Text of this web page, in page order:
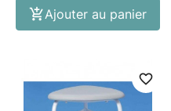
Ajouter au panier
favorite_border